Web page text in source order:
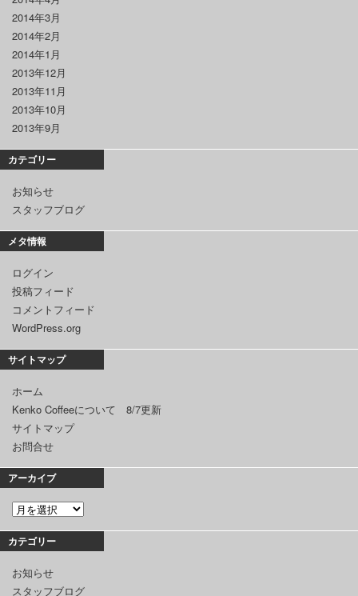
2014年3月
2014年2月
2014年1月
2013年12月
2013年11月
2013年10月
2013年9月
カテゴリー
お知らせ
スタッフブログ
メタ情報
ログイン
投稿フィード
コメントフィード
WordPress.org
サイトマップ
ホーム
Kenko Coffeeについて 8/7更新
サイトマップ
お問合せ
アーカイブ
カテゴリー
お知らせ
スタッフブログ